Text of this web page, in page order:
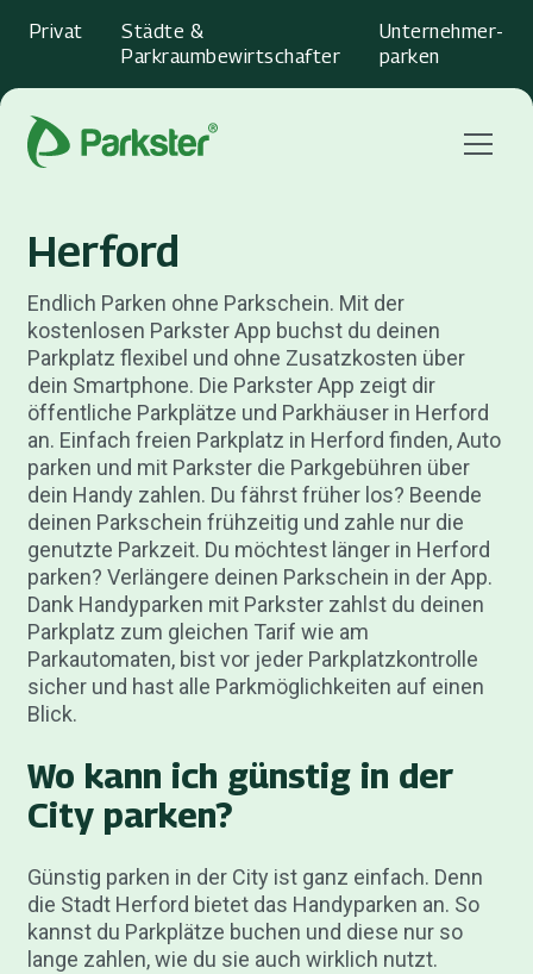
Privat
Städte &
Parkraumbewirtschafter
Unternehmer­
parken
Menu
Herford
Endlich Parken ohne Parkschein. Mit der
kostenlosen Parkster App buchst du deinen
Parkplatz flexibel und ohne Zusatzkosten über
dein Smartphone. Die Parkster App zeigt dir
öffentliche Parkplätze und Parkhäuser in Herford
an. Einfach freien Parkplatz in Herford finden, Auto
parken und mit Parkster die Parkgebühren über
dein Handy zahlen. Du fährst früher los? Beende
deinen Parkschein frühzeitig und zahle nur die
genutzte Parkzeit. Du möchtest länger in Herford
parken? Verlängere deinen Parkschein in der App.
Dank Handyparken mit Parkster zahlst du deinen
Parkplatz zum gleichen Tarif wie am
Parkautomaten, bist vor jeder Parkplatzkontrolle
sicher und hast alle Parkmöglichkeiten auf einen
Blick.
Wo kann ich günstig in der
City parken?
Günstig parken in der City ist ganz einfach. Denn
die Stadt Herford bietet das Handyparken an. So
kannst du Parkplätze buchen und diese nur so
lange zahlen, wie du sie auch wirklich nutzt.